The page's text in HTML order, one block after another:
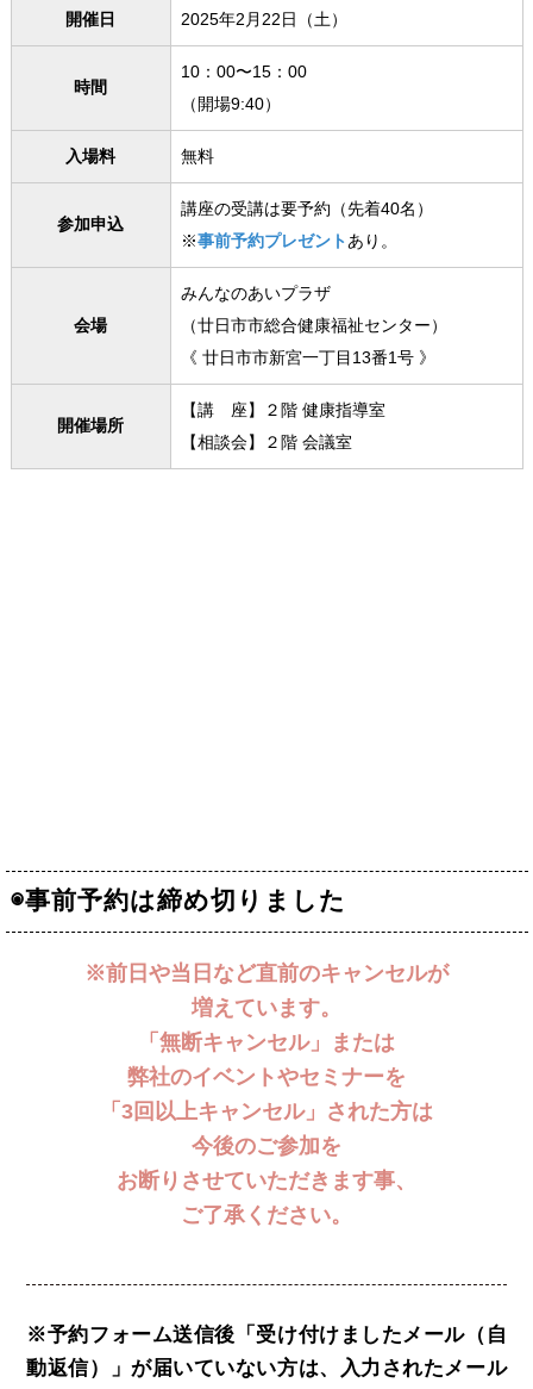
開催日 2025年2月22日（土）
時間
10：00〜15：00
（開場9:40）
入場料 無料
参加申込
講座の受講は要予約（先着40名）
※事前予約プレゼントあり。
会場
みんなのあいプラザ
（廿日市市総合健康福祉センター）
《 廿日市市新宮一丁目13番1号 》
開催場所
【講 座】２階 健康指導室
【相談会】２階 会議室
◉事前予約は締め切りました
※前日や当日など直前のキャンセルが
増えています。
「無断キャンセル」または
弊社のイベントやセミナーを
「3回以上キャンセル」された方は
今後のご参加を
お断りさせていただきます事、
ご了承ください。
※予約フォーム送信後「受け付けましたメール（自
動返信）」が届いていない方は、入力されたメール